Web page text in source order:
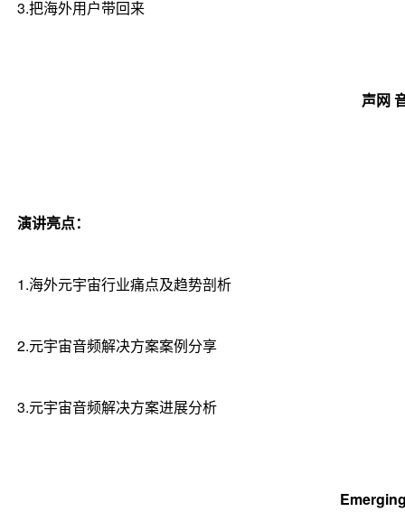
3.把海外用户带回来
声网
演讲亮点：
1.海外元宇宙行业痛点及趋势剖析
2.元宇宙音频解决方案案例分享
3.元宇宙音频解决方案进展分析